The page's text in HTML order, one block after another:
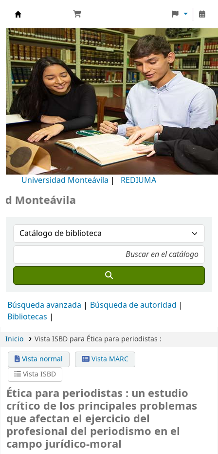
Biblioteca Universidad Monteávila
Universidad Monteávila | REDIUMA
Búsqueda avanzada
Búsqueda de autoridad
Bibliotecas
Inicio
Vista ISBD para Ética para periodistas :
Vista normal
Vista MARC
Vista ISBD
Ética para periodistas : un estudio
crítico de los principales problemas
que afectan el ejercicio del
profesional del periodismo en el
campo jurídico-moral